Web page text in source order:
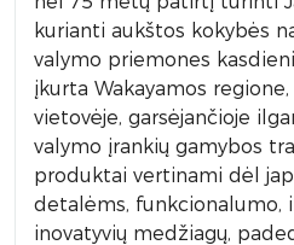
kurianti aukštos kokybės
valymo priemones
įkurta Wakayamos
vietovėje, garsėjančioje
valymo įrankių gamybos
produktai vertinami dėl
detalėms, funkcionalumo,
inovatyvių medžiagų,